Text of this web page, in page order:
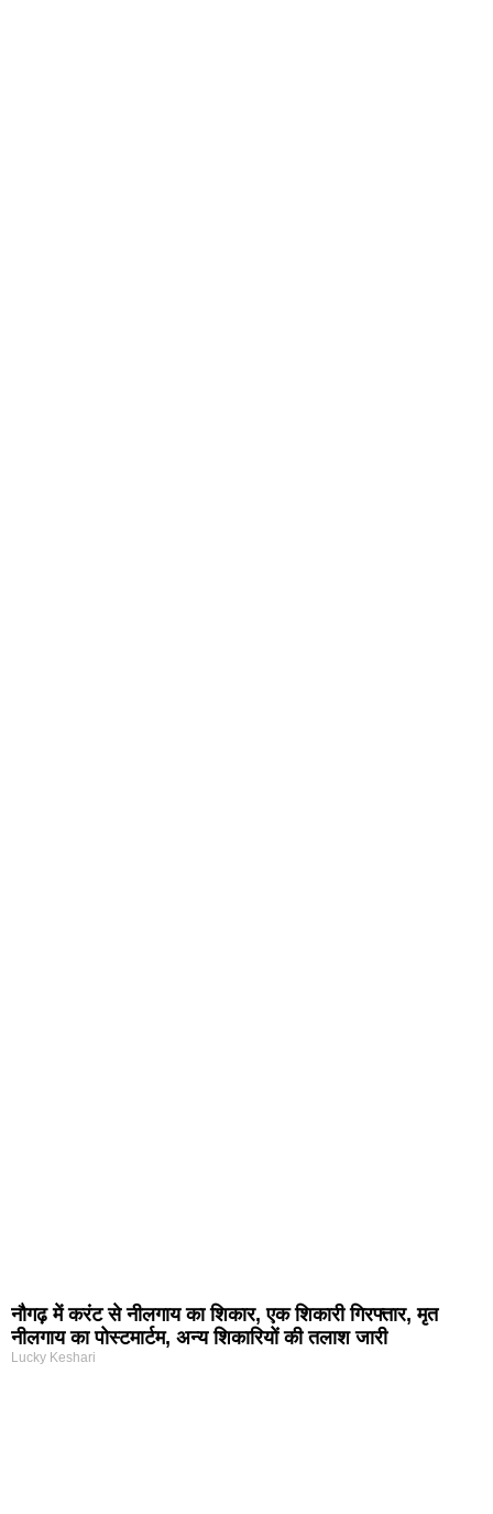
नौगढ़ में करंट से नीलगाय का शिकार, एक शिकारी गिरफ्तार, मृत
नीलगाय का पोस्टमार्टम, अन्य शिकारियों की तलाश जारी
Lucky Keshari